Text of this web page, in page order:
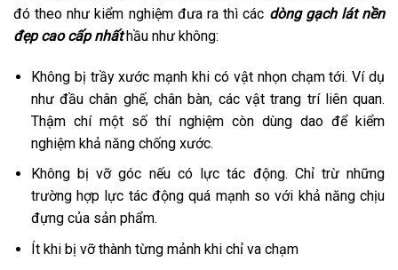
đó theo như kiểm nghiệm đưa ra thì các dòng gạch lát nền
đẹp cao cấp nhấthầu như không:
Không bị trầy xước mạnh khi có vật nhọn chạm tới. Ví dụ
như đầu chân ghế, chân bàn, các vật trang trí liên quan.
Thậm chí một số thí nghiệm còn dùng dao để kiểm
nghiệm khả năng chống xước.
Không bị vỡ góc nếu có lực tác động. Chỉ trừ những
trường hợp lực tác động quá mạnh so với khả năng chịu
đựng của sản phẩm.
Ít khi bị vỡ thành từng mảnh khi chỉ va chạm